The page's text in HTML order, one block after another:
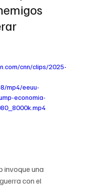
cnn/clips/2025-
mp4/eeuu-
economia-
invoque una
con el